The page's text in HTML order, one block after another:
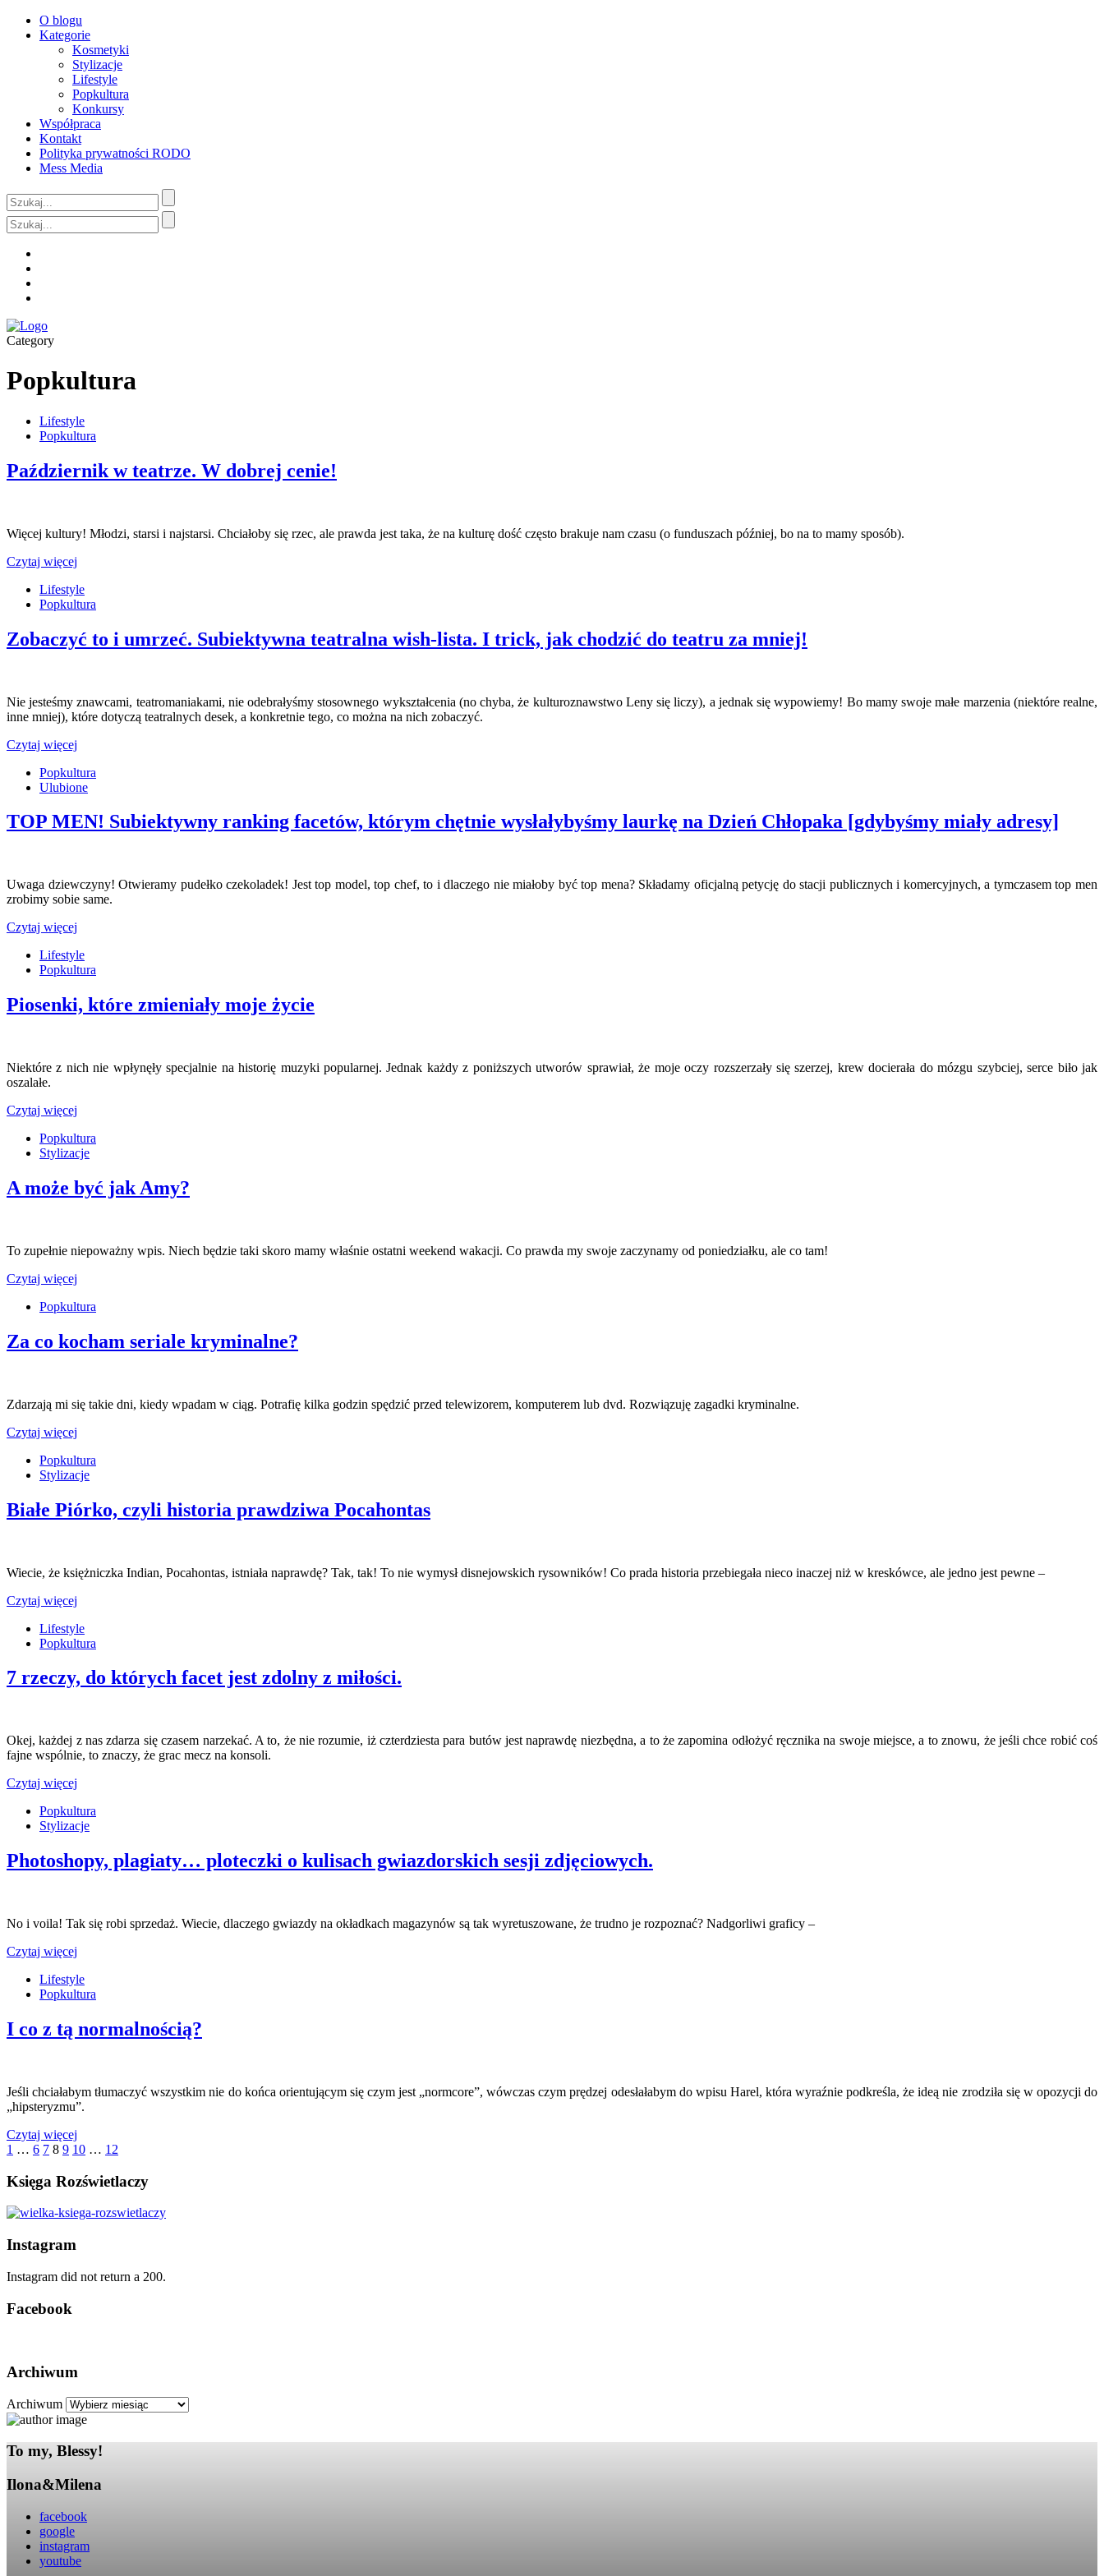
O blogu
Kategorie
Kosmetyki
Stylizacje
Lifestyle
Popkultura
Konkursy
Współpraca
Kontakt
Polityka prywatności RODO
Mess Media
Category
Popkultura
Lifestyle
Popkultura
Październik w teatrze. W dobrej cenie!
Więcej kultury! Młodzi, starsi i najstarsi. Chciałoby się rzec, ale prawda jest taka, że na kulturę dość często brakuje nam czasu (o funduszach później, bo na to mamy sposób).
Czytaj więcej
Lifestyle
Popkultura
Zobaczyć to i umrzeć. Subiektywna teatralna wish-lista. I trick, jak chodzić do teatru za mniej!
Nie jesteśmy znawcami, teatromaniakami, nie odebrałyśmy stosownego wykształcenia (no chyba, że kulturoznawstwo Leny się liczy), a jednak się wypowiemy! Bo mamy swoje małe marzenia (niektóre realne,
inne mniej), które dotyczą teatralnych desek, a konkretnie tego, co można na nich zobaczyć.
Czytaj więcej
Popkultura
Ulubione
TOP MEN! Subiektywny ranking facetów, którym chętnie wysłałybyśmy laurkę na Dzień Chłopaka [gdybyśmy miały adresy]
Uwaga dziewczyny! Otwieramy pudełko czekoladek! Jest top model, top chef, to i dlaczego nie miałoby być top mena? Składamy oficjalną petycję do stacji publicznych i komercyjnych, a tymczasem top men
zrobimy sobie same.
Czytaj więcej
Lifestyle
Popkultura
Piosenki, które zmieniały moje życie
Niektóre z nich nie wpłynęły specjalnie na historię muzyki popularnej. Jednak każdy z poniższych utworów sprawiał, że moje oczy rozszerzały się szerzej, krew docierała do mózgu szybciej, serce biło jak
oszalałe.
Czytaj więcej
Popkultura
Stylizacje
A może być jak Amy?
To zupełnie niepoważny wpis. Niech będzie taki skoro mamy właśnie ostatni weekend wakacji. Co prawda my swoje zaczynamy od poniedziałku, ale co tam!
Czytaj więcej
Popkultura
Za co kocham seriale kryminalne?
Zdarzają mi się takie dni, kiedy wpadam w ciąg. Potrafię kilka godzin spędzić przed telewizorem, komputerem lub dvd. Rozwiązuję zagadki kryminalne.
Czytaj więcej
Popkultura
Stylizacje
Białe Piórko, czyli historia prawdziwa Pocahontas
Wiecie, że księżniczka Indian, Pocahontas, istniała naprawdę? Tak, tak! To nie wymysł disnejowskich rysowników! Co prada historia przebiegała nieco inaczej niż w kreskówce, ale jedno jest pewne –
Czytaj więcej
Lifestyle
Popkultura
7 rzeczy, do których facet jest zdolny z miłości.
Okej, każdej z nas zdarza się czasem narzekać. A to, że nie rozumie, iż czterdziesta para butów jest naprawdę niezbędna, a to że zapomina odłożyć ręcznika na swoje miejsce, a to znowu, że jeśli chce robić coś
fajne wspólnie, to znaczy, że grac mecz na konsoli.
Czytaj więcej
Popkultura
Stylizacje
Photoshopy, plagiaty… ploteczki o kulisach gwiazdorskich sesji zdjęciowych.
No i voila! Tak się robi sprzedaż. Wiecie, dlaczego gwiazdy na okładkach magazynów są tak wyretuszowane, że trudno je rozpoznać? Nadgorliwi graficy –
Czytaj więcej
Lifestyle
Popkultura
I co z tą normalnością?
Jeśli chciałabym tłumaczyć wszystkim nie do końca orientującym się czym jest „normcore”, wówczas czym prędzej odesłałabym do wpisu Harel, która wyraźnie podkreśla, że ideą nie zrodziła się w opozycji do
„hipsteryzmu”.
Czytaj więcej
1 … 6 7 8 9 10 … 12
Księga Rozświetlaczy
Instagram
Instagram did not return a 200.
Facebook
Archiwum
Archiwum
To my, Blessy!
Ilona&Milena
facebook
google
instagram
youtube